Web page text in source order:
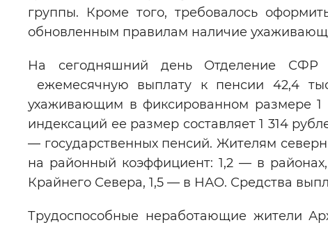
группы. Кроме того, требовалось
обновленным правилам наличие
На сегодняшний день Отделение СФР
ежемесячную выплату к пенсии 42,4
ухаживающим в фиксированном размере
индексаций ее размер составляет 1 314
— государственных пенсий. Жителям
на районный коэффициент: 1,2 — в
Крайнего Севера, 1,5 — в НАО. Средства
Трудоспособные неработающие жители